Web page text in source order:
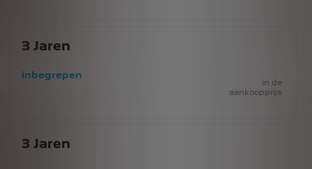
3 Jaren
inbegrepen
in de
aankoopprijs
3 Jaren